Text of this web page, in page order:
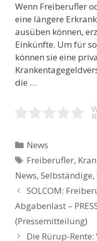
Wenn Freiberufler
eine längere
ausüben können,
Einkünfte. Um für
können sie eine
die …
Kategorien
News
Schlagwörter
Freiberufler,
News, Selbständige,
Beitrags-
Navigation
SOLCOM:
Abgabenlast –
(Pressemitteilung)
Die Rürup-